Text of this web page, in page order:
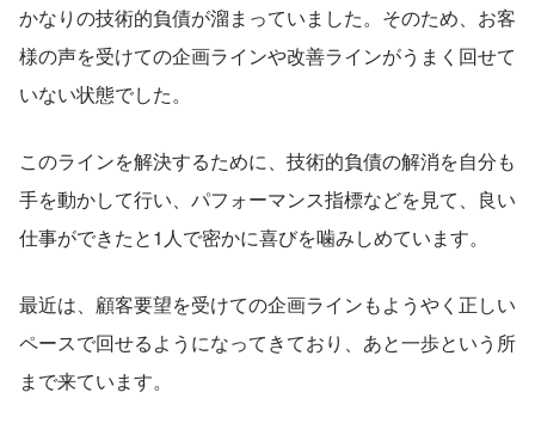
かなりの技術的負債が溜まっていました。そのため、お客
様の声を受けての企画ラインや改善ラインがうまく回せて
いない状態でした。
このラインを解決するために、技術的負債の解消を自分も
手を動かして行い、パフォーマンス指標などを見て、良い
仕事ができたと1人で密かに喜びを噛みしめています。
最近は、顧客要望を受けての企画ラインもようやく正しい
ペースで回せるようになってきており、あと一歩という所
まで来ています。